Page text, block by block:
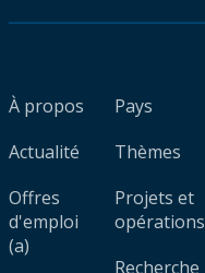
À propos
Actualité
Offres
d'emploi
(a)
Pays
Thèmes
Projets et
opérations
Recherche